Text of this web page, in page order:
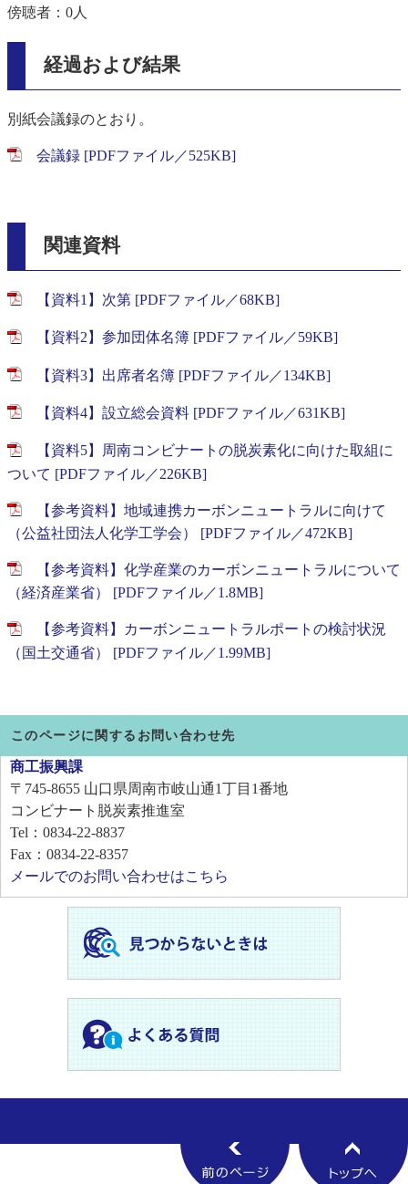
傍聴者：0人
経過および結果
別紙会議録のとおり。
会議録 [PDFファイル／525KB]
関連資料
【資料1】次第 [PDFファイル／68KB]
【資料2】参加団体名簿 [PDFファイル／59KB]
【資料3】出席者名簿 [PDFファイル／134KB]
【資料4】設立総会資料 [PDFファイル／631KB]
【資料5】周南コンビナートの脱炭素化に向けた取組に
ついて [PDFファイル／226KB]
【参考資料】地域連携カーボンニュートラルに向けて
（公益社団法人化学工学会） [PDFファイル／472KB]
【参考資料】化学産業のカーボンニュートラルについて
（経済産業省） [PDFファイル／1.8MB]
【参考資料】カーボンニュートラルポートの検討状況
（国土交通省） [PDFファイル／1.99MB]
このページに関するお問い合わせ先
商工振興課
〒745-8655 山口県周南市岐山通1丁目1番地
コンビナート脱炭素推進室
Tel：0834-22-8837
Fax：0834-22-8357
メールでのお問い合わせはこちら